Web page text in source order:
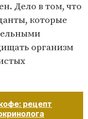
Дело в том, что
которые
организм
рецепт